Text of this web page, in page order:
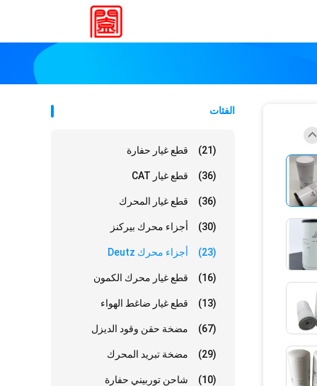
الفئات
قطع غيار حفارة (21)
قطع غيار CAT (36)
قطع غيار المحرك (36)
أجزاء محرك بيركنز (30)
أجزاء محرك Deutz (23)
قطع غيار محرك الكمون (16)
قطع غيار ضاغط الهواء (13)
مضخة حقن وقود الديزل (67)
مضخة تبريد المحرك (29)
شاحن توربيني حفارة (10)